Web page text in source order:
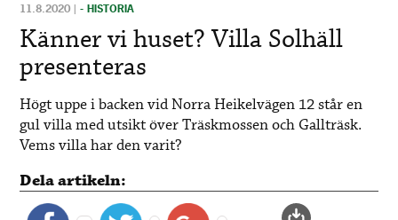
11.8.2020 |- HISTORIA
Känner vi huset? Villa Solhäll
presenteras
Högt uppe i backen vid Norra Heikelvägen 12 står en
gul villa med utsikt över Träskmossen och Gallträsk.
Vems villa har den varit?
Dela artikeln: